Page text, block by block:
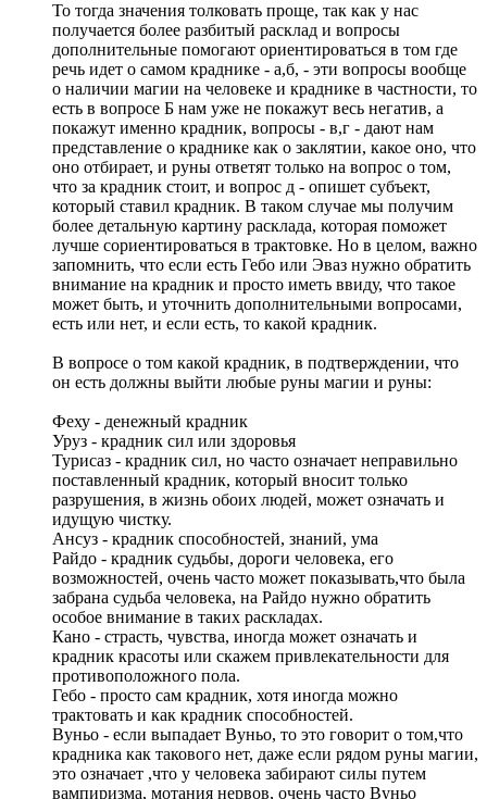
То тогда значения толковать проще, так как у нас
получается более разбитый расклад и вопросы
дополнительные помогают ориентироваться в том где
речь идет о самом краднике - а,б, - эти вопросы вообще
о наличии магии на человеке и краднике в частности, то
есть в вопросе Б нам уже не покажут весь негатив, а
покажут именно крадник, вопросы - в,г - дают нам
представление о краднике как о заклятии, какое оно, что
оно отбирает, и руны ответят только на вопрос о том,
что за крадник стоит, и вопрос д - опишет субъект,
который ставил крадник. В таком случае мы получим
более детальную картину расклада, которая поможет
лучше сориентироваться в трактовке. Но в целом, важно
запомнить, что если есть Гебо или Эваз нужно обратить
внимание на крадник и просто иметь ввиду, что такое
может быть, и уточнить дополнительными вопросами,
есть или нет, и если есть, то какой крадник.
В вопросе о том какой крадник, в подтверждении, что
он есть должны выйти любые руны магии и руны:
Феху - денежный крадник
Уруз - крадник сил или здоровья
Турисаз - крадник сил, но часто означает неправильно
поставленный крадник, который вносит только
разрушения, в жизнь обоих людей, может означать и
идущую чистку.
Ансуз - крадник способностей, знаний, ума
Райдо - крадник судьбы, дороги человека, его
возможностей, очень часто может показывать,что была
забрана судьба человека, на Райдо нужно обратить
особое внимание в таких раскладах.
Кано - страсть, чувства, иногда может означать и
крадник красоты или скажем привлекательности для
противоположного пола.
Гебо - просто сам крадник, хотя иногда можно
трактовать и как крадник способностей.
Вуньо - если выпадает Вуньо, то это говорит о том,что
крадника как такового нет, даже если рядом руны магии,
это означает ,что у человека забирают силы путем
вампиризма, мотания нервов, очень часто Вуньо